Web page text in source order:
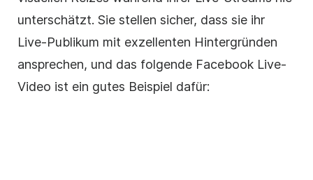
unterschätzt. Sie stellen sicher, dass sie ihr
Live-Publikum mit exzellenten Hintergründen
ansprechen, und das folgende Facebook Live-
Video ist ein gutes Beispiel dafür: